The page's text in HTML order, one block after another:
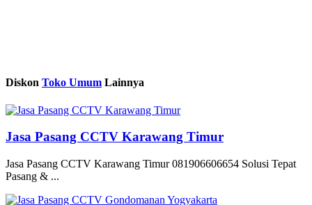
Diskon Toko Umum Lainnya
Jasa Pasang CCTV Karawang Timur
Jasa Pasang CCTV Karawang Timur 081906606654 Solusi Tepat
Pasang & ...